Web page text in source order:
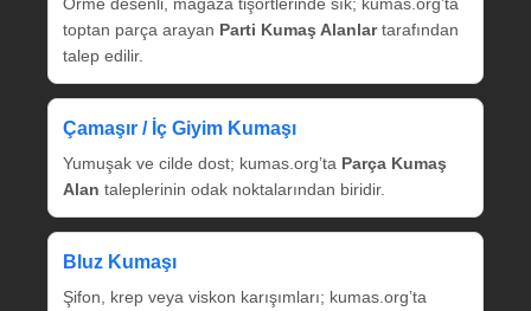
toptan parça arayan Parti Kumaş Alanlartarafından
talep edilir.
Çamaşır / İç Giyim Kumaşı
Yumuşak ve cilde dost; kumas.org’ta Parça Kumaş
Alan taleplerinin odak noktalarından biridir.
Bluz Kumaşı
Şifon, krep veya viskon karışımları; kumas.org’ta